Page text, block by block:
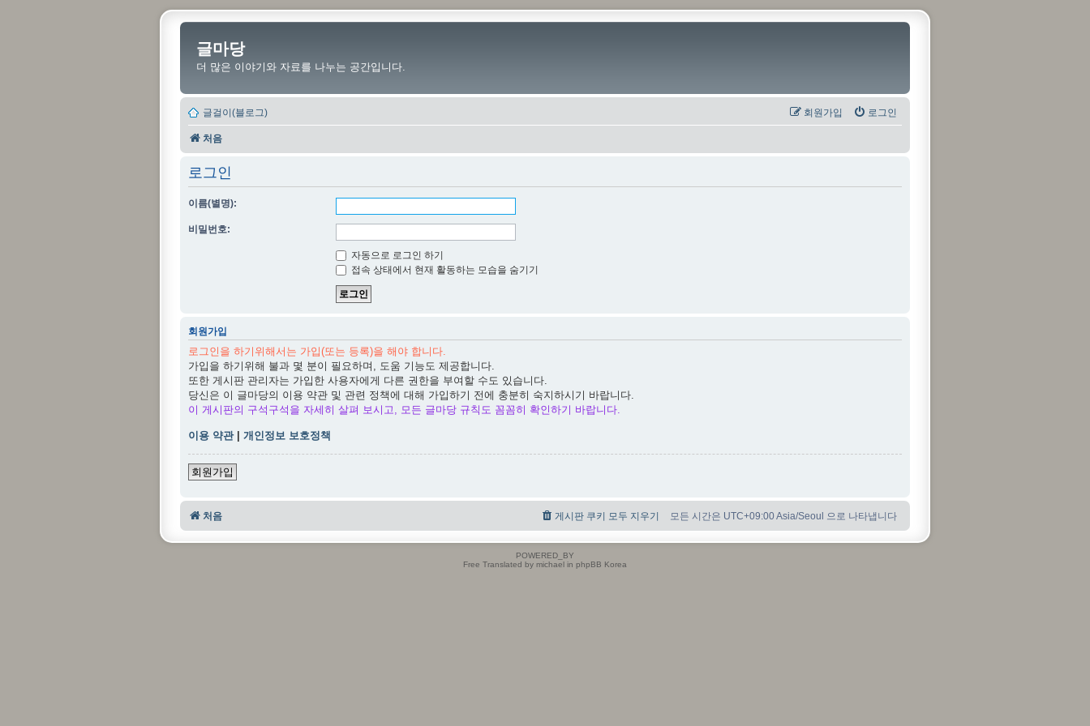
글마당
더 많은 이야기와 자료를 나누는 공간입니다.
글걸이(블로그) 로그인
회원가입
처음
로그인
이름(별명):
비밀번호:
자동으로 로그인 하기
접속 상태에서 현재 활동하는 모습을 숨기기
회원가입
로그인을 하기위해서는 가입(또는 등록)을 해야 합니다.
가입을 하기위해 불과 몇 분이 필요하며, 도움 기능도 제공합니다.
또한 게시판 관리자는 가입한 사용자에게 다른 권한을 부여할 수도 있습니다.
당신은 이 글마당의 이용 약관 및 관련 정책에 대해 가입하기 전에 충분히 숙지하시기 바랍니다.
이 게시판의 구석구석을 자세히 살펴 보시고, 모든 글마당 규칙도 꼼꼼히 확인하기 바랍니다.
이용 약관| 개인정보 보호정책
회원가입
처음 모든 시간은 UTC+09:00 Asia/Seoul 으로 나타냅니다
게시판 쿠키 모두 지우기
POWERED_BY
Free Translated by michael in phpBB Korea